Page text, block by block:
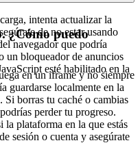
intenta actualizar la
de no estar usando
navegador que podría
un bloqueador de anuncios
esté habilitado en la
¿Cómo puedo
en un iframe y no siempre
guardarse localmente en la
borras tu caché o cambias
perder tu progreso.
la plataforma en la que estás
sesión o cuenta y asegúrate